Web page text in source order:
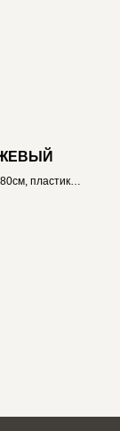
пластик